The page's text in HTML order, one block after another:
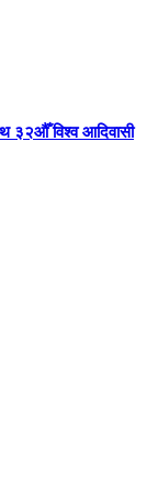
३२औँ विश्व आदिवासी